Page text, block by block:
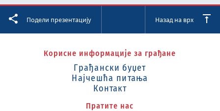
Подели презентацију Назад на врх
Корисне информације за грађане
Грађански буџет
Најчешћа питања
Контакт
Пратите нас